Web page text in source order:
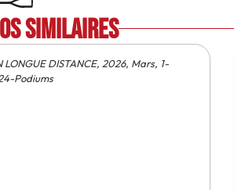
similaires
LONGUE DISTANCE, 2026, Mars, 1-
Podiums